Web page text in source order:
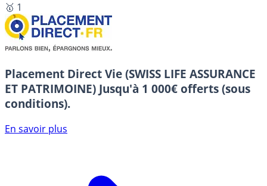
🥇 1
Placement Direct Vie (SWISS LIFE ASSURANCE
ET PATRIMOINE) Jusqu'à 1 000€ offerts (sous
conditions).
En savoir plus